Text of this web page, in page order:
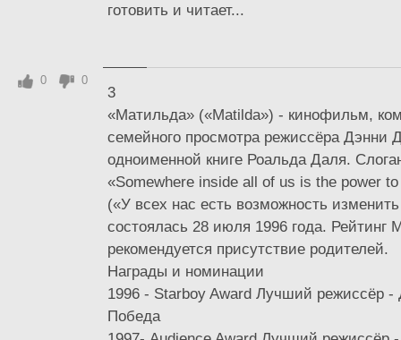
готовить и читает...
3
«Матильда» («Matilda») - кинофильм,
семейного просмотра режиссёра Дэнни
одноименной книге Роальда Даля.
«Somewhere inside all of us is the power
(«У всех нас есть возможность
состоялась 28 июля 1996 года. Рейтинг
рекомендуется присутствие родителей.
Награды и номинации
1996 - Starboy Award Лучший режиссёр
Победа
0 0